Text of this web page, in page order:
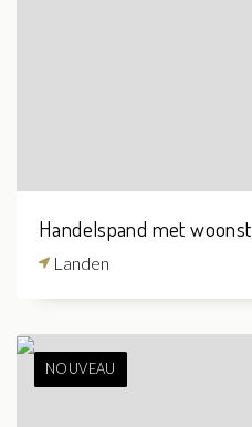
Handelspand met woonst
Landen
NOUVEAU